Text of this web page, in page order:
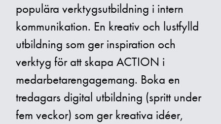
populära verktygsutbildning i intern
kommunikation. En kreativ och lustfylld
utbildning som ger inspiration och
verktyg för att skapa ACTION i
medarbetarengagemang. Boka en
tredagars digital utbildning (spritt under
fem veckor) som ger kreativa idéer,